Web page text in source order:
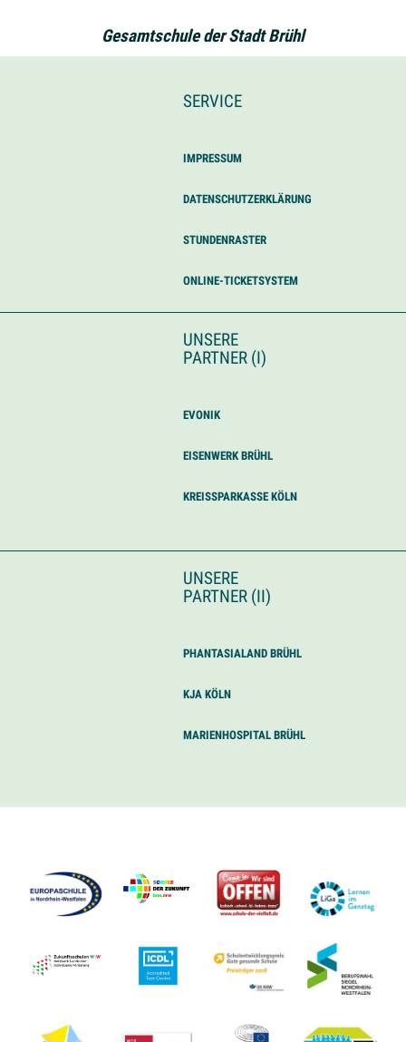
Gesamtschule der Stadt Brühl
SERVICE
IMPRESSUM
DATENSCHUTZERKLÄRUNG
STUNDENRASTER
ONLINE-TICKETSYSTEM
UNSERE
PARTNER (I)
EVONIK
EISENWERK BRÜHL
KREISSPARKASSE KÖLN
UNSERE
PARTNER (II)
PHANTASIALAND BRÜHL
KJA KÖLN
MARIENHOSPITAL BRÜHL